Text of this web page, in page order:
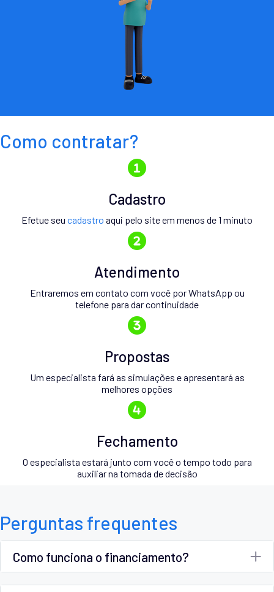
Como contratar?
Cadastro
Efetue seu cadastro aqui pelo site em menos de 1 minuto
Atendimento
Entraremos em contato com você por WhatsApp ou
telefone para dar continuidade
Propostas
Um especialista fará as simulações e apresentará as
melhores opções
Fechamento
O especialista estará junto com você o tempo todo para
auxiliar na tomada de decisão
Perguntas frequentes
Como funciona o financiamento?